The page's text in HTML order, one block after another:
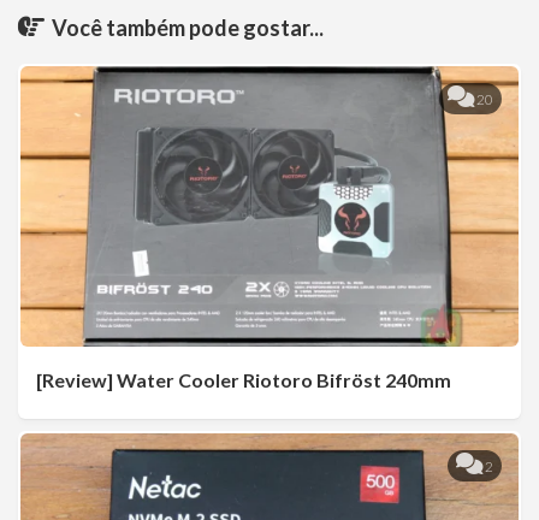
Você também pode gostar...
20
[Review] Water Cooler Riotoro Bifröst 240mm
2